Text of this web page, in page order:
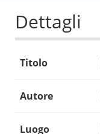
Dettagli
Titolo
Autore
Luogo